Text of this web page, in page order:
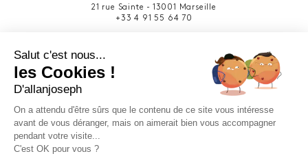
21 rue Sainte - 13001 Marseille
+33 4 91 55 64 70
Provence-Alpes-Côte d'Azur.
Salut c'est nous...
les Cookies !
D'allanjoseph
On a attendu d'être sûrs que le contenu de ce site vous intéresse
avant de vous déranger, mais on aimerait bien vous accompagner
pendant votre visite...
C'est OK pour vous ?